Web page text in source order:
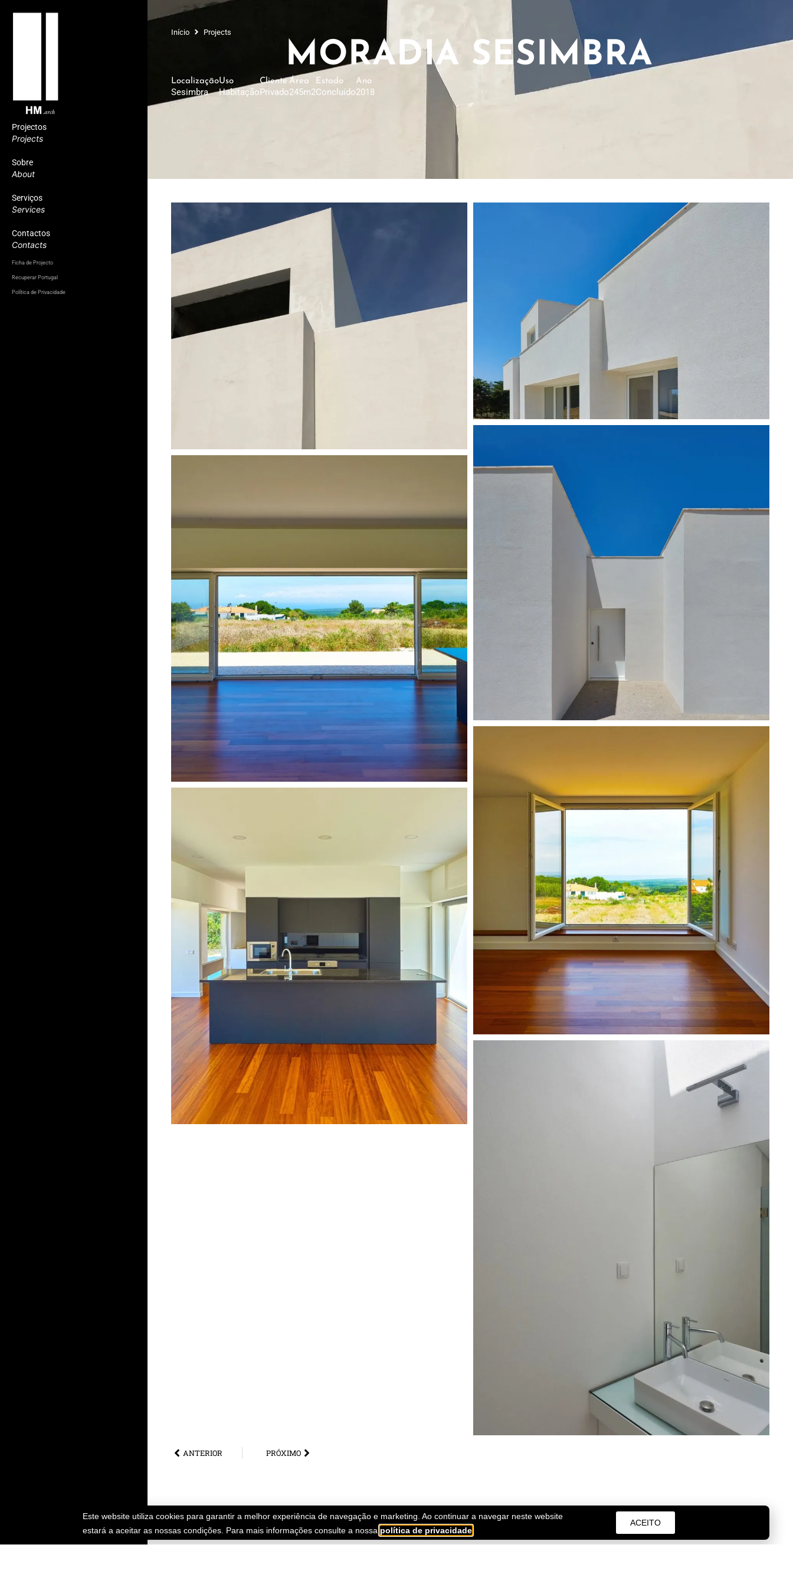
Projectos
Projects
Sobre
About
Serviços
Services
Contactos
Contacts
Ficha de Projecto
Recuperar Portugal
Política de Privacidade
Início Projects
MORADIA SESIMBRA
Localização
Sesimbra
Uso
Habitação
Cliente
Privado
Área
245m2
Estado
Concluído
Ano
2018
ANTERIOR PRÓXIMO
Este website utiliza cookies para garantir a melhor experiência de navegação e marketing. Ao continuar a navegar neste website
estará a aceitar as nossas condições. Para mais informações consulte a nossa política de privacidade
ACEITO